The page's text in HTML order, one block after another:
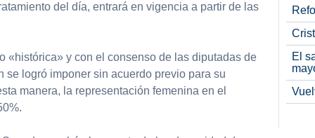
del día, entrará en vigencia a partir de las
«histórica» y con el consenso de las diputadas de
se logró imponer sin acuerdo previo para su
manera, la representación femenina en el
El